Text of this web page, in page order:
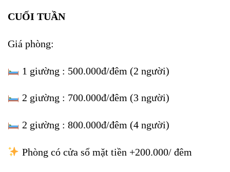
CUỐI TUẦN
Giá phòng:
1 giường : 500.000đ/đêm (2 người)
2 giường : 700.000đ/đêm (3 người)
2 giường : 800.000đ/đêm (4 người)
Phòng có cửa sổ mặt tiền +200.000/ đêm